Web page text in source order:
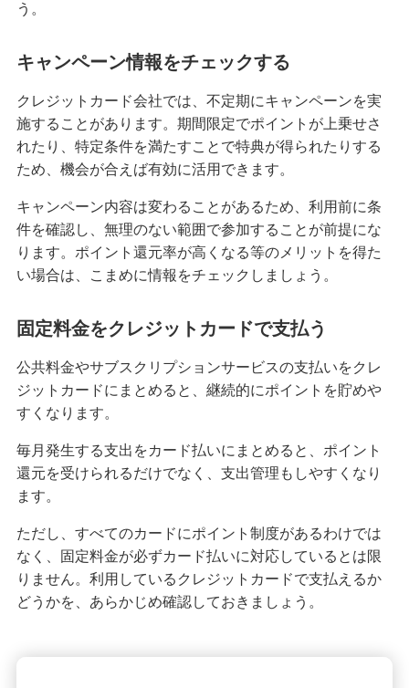
みずほマイレージクラブ
みずほプレミアムクラブ
ローン
住宅ローン・カードローン
備える
相続・保険
学ぶ・考える
生涯学習
お客さまサポート
みずほ銀行について
う。
キャンペーン情報をチェックする
クレジットカード会社では、不定期にキャンペーンを実
施することがあります。期間限定でポイントが上乗せさ
れたり、特定条件を満たすことで特典が得られたりする
ため、機会が合えば有効に活用できます。
キャンペーン内容は変わることがあるため、利用前に条
件を確認し、無理のない範囲で参加することが前提にな
ります。ポイント還元率が高くなる等のメリットを得た
い場合は、こまめに情報をチェックしましょう。
固定料金をクレジットカードで支払う
公共料金やサブスクリプションサービスの支払いをクレ
ジットカードにまとめると、継続的にポイントを貯めや
すくなります。
毎月発生する支出をカード払いにまとめると、ポイント
還元を受けられるだけでなく、支出管理もしやすくなり
ます。
ただし、すべてのカードにポイント制度があるわけでは
なく、固定料金が必ずカード払いに対応しているとは限
りません。利用しているクレジットカードで支払えるか
どうかを、あらかじめ確認しておきましょう。